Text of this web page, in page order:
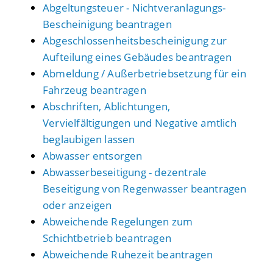
Abgeltungsteuer - Nichtveranlagungs-
Bescheinigung beantragen
Abgeschlossenheitsbescheinigung zur
Aufteilung eines Gebäudes beantragen
Abmeldung / Außerbetriebsetzung für ein
Fahrzeug beantragen
Abschriften, Ablichtungen,
Vervielfältigungen und Negative amtlich
beglaubigen lassen
Abwasser entsorgen
Abwasserbeseitigung - dezentrale
Beseitigung von Regenwasser beantragen
oder anzeigen
Abweichende Regelungen zum
Schichtbetrieb beantragen
Abweichende Ruhezeit beantragen